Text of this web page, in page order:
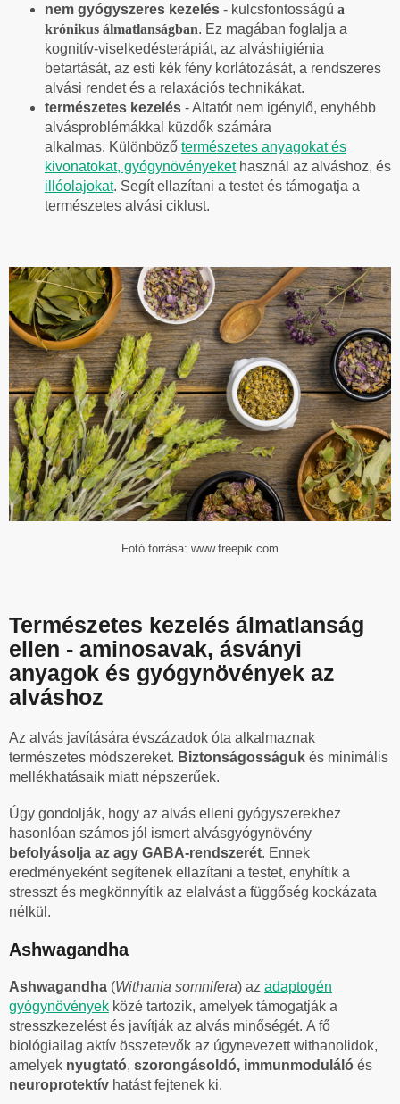
nem gyógyszeres kezelés - kulcsfontosságú a
krónikus álmatlanságban. Ez magában foglalja a
kognitív-viselkedésterápiát, az alváshigiénia
betartását, az esti kék fény korlátozását, a rendszeres
alvási rendet és a relaxációs technikákat.
természetes kezelés - Altatót nem igénylő, enyhébb
alvásproblémákkal küzdők számára
alkalmas. Különböző természetes anyagokat és
kivonatokat, gyógynövényekethasznál az alváshoz, és
illóolajokat. Segít ellazítani a testet és támogatja a
természetes alvási ciklust.
Fotó forrása: www.freepik.com
Természetes kezelés álmatlanság
ellen - aminosavak, ásványi
anyagok és gyógynövények az
alváshoz
Az alvás javítására évszázadok óta alkalmaznak
természetes módszereket. Biztonságosságuk és minimális
mellékhatásaik miatt népszerűek.
Úgy gondolják, hogy az alvás elleni gyógyszerekhez
hasonlóan számos jól ismert alvásgyógynövény
befolyásolja az agy GABA-rendszerét. Ennek
eredményeként segítenek ellazítani a testet, enyhítik a
stresszt és megkönnyítik az elalvást a függőség kockázata
nélkül.
Ashwagandha
Ashwagandha (Withania somnifera) az adaptogén
gyógynövények közé tartozik, amelyek támogatják a
stresszkezelést és javítják az alvás minőségét. A fő
biológiailag aktív összetevők az úgynevezett withanolidok,
amelyek nyugtató, szorongásoldó, immunmoduláló és
neuroprotektív hatást fejtenek ki.